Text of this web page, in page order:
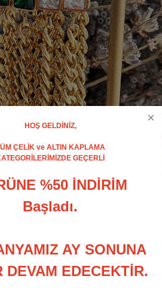
HOŞ GELDİNİZ,
ÇELİK ve ALTIN KAPLAMA
GEÇERLİ
%50 İNDİRİM
Başladı.
AY SONUNA
DEVAM EDECEKTİR.